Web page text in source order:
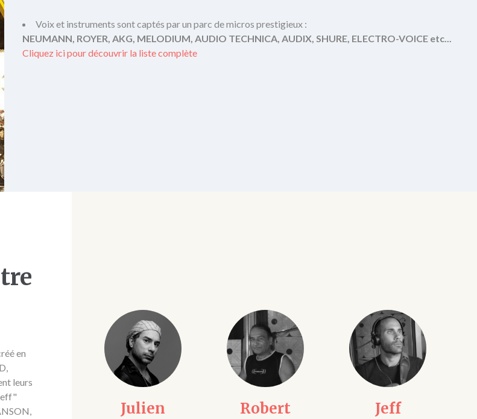
Voix et instruments sont captés par un parc de micros prestigieux :
NEUMANN, ROYER, AKG, MELODIUM, AUDIO TECHNICA, AUDIX, SHURE, ELECTRO-VOICE etc...
Cliquez ici pour découvrir la liste complète
en
leurs
Robert Jeff Julien